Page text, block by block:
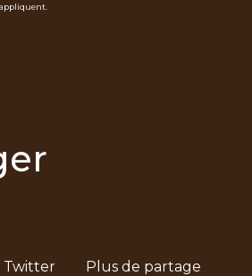
Twitter Plus de partage